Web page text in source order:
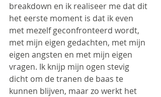
breakdown en ik realiseer me dat dit
het eerste moment is dat ik even
met mezelf geconfronteerd wordt,
met mijn eigen gedachten, met mijn
eigen angsten en met mijn eigen
vragen. Ik knijp mijn ogen stevig
dicht om de tranen de baas te
kunnen blijven, maar zo werkt het